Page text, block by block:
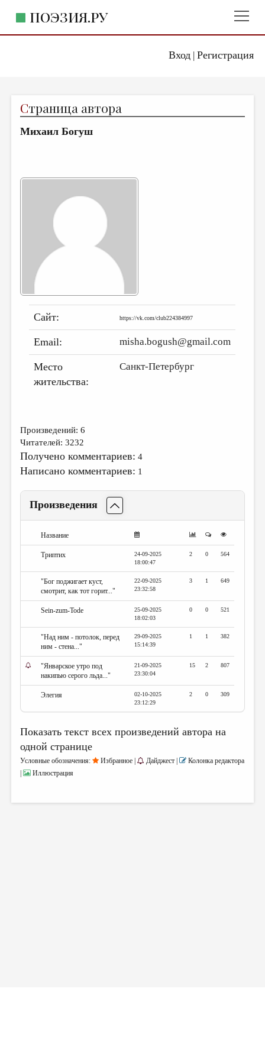
Вход| Регистрация
ПОЭЗИЯ.РУ
ЖАНРЫ
АВТОРЫ
ЛИТСАЛОН
ПРАВИЛА САЙТА
ОТДЕЛЫ И РУБРИКИ
ИЗБРАННОЕ
ДАЙДЖЕСТ
ПРОИЗВЕДЕНИЯ
ПЕРЕВОДЫ
КОНКУРСЫ
ДЕТСКАЯ КОМНАТА
КНИЖНАЯ ПОЛКА
СТРАНИЦЫ ПАМЯТИ
ОБЪЯВЛЕНИЯ
КОЛОНКА РЕДАКТОРА
РЕДКОЛЛЕГИЯ
ОТ РЕДАКЦИИ
МАЛАЯ ПРОЗА
ЭССЕИСТИКА
ЛИТЕРАТУРОВЕДЕНИЕ
КУЛЬТУРОВЕДЕНИЕ
ПУБЛИЦИСТИКА
РЕЦЕНЗИРОВАНИЕ
ЦИКЛЫ ПУБЛИКАЦИЙ
ТРЕДИАКОВСКИЙ
МЕДИА
Страница автора
Михаил Богуш
Сайт: https://vk.com/club224384997
Email: misha.bogush@gmail.com
Место
жительства:
Санкт-Петербург
Произведений: 6
Читателей: 3232
Получено комментариев: 4
Написано комментариев: 1
Произведения
Название
Триптих
24-09-2025
18:00:47
2 0 564
"Бог поджигает куст,
смотрит, как тот горит..."
22-09-2025
23:32:58
3 1 649
Sein-zum-Tode
25-09-2025
18:02:03
0 0 521
"Над ним - потолок, перед
ним - стена..."
29-09-2025
15:14:39
1 1 382
"Январское утро под
накипью серого льда..."
21-09-2025
23:30:04
15 2 807
Элегия
02-10-2025
23:12:29
2 0 309
Показать текст всех произведений автора на
одной странице
Условные обозначения: Избранное | Дайджест |
Колонка редактора
Иллюстрация